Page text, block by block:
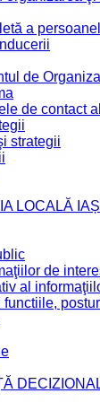
a
de
de contact
strategii
LOCALĂ IAȘI
de
al
functiile,